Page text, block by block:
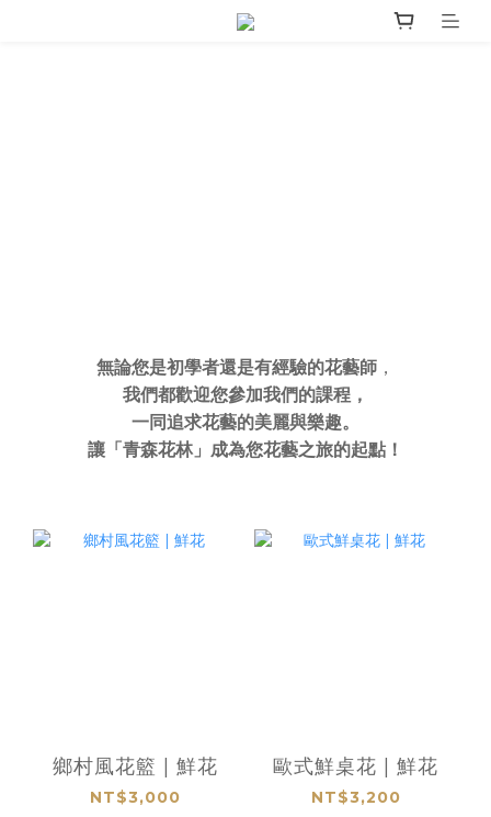
無論您是初學者還是有經驗的花藝師 ，
我們都歡迎您參加我們的課程，
一同追求花藝的美麗與樂趣。
讓「青森花林」成為您花藝之旅的起點！
鄉村風花籃 | 鮮花
NT$3,000
歐式鮮桌花 | 鮮花
NT$3,200